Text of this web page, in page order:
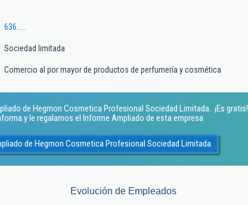
636.....
Sociedad limitada
Comercio al por mayor de productos de perfumería y cosmética
de Hegmon Cosmetica Profesional Sociedad Limitada.. ¡Es gratis!
y le regalamos el Informe Ampliado de esta empresa
de Hegmon Cosmetica Profesional Sociedad Limitada.
Evolución de Empleados